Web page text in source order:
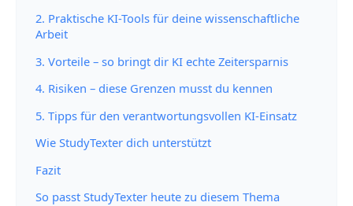
2. Praktische KI-Tools für deine wissenschaftliche
Arbeit
3. Vorteile – so bringt dir KI echte Zeitersparnis
4. Risiken – diese Grenzen musst du kennen
5. Tipps für den verantwortungsvollen KI-Einsatz
Wie StudyTexter dich unterstützt
Fazit
So passt StudyTexter heute zu diesem Thema